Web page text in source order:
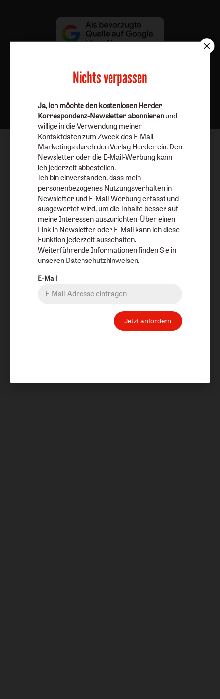
Nach oben
Nichts verpassen
Ja, ich möchte den kostenlosen Herder
Korrespondenz-Newsletter abonnieren und
willige in die Verwendung meiner
Kontaktdaten zum Zweck des E-Mail-
Marketings durch den Verlag Herder ein. Den
Newsletter oder die E-Mail-Werbung kann
ich jederzeit abbestellen.
Ich bin einverstanden, dass mein
personenbezogenes Nutzungsverhalten in
Newsletter und E-Mail-Werbung erfasst und
ausgewertet wird, um die Inhalte besser auf
meine Interessen auszurichten. Über einen
Link in Newsletter oder E-Mail kann ich diese
Funktion jederzeit ausschalten.
Weiterführende Informationen finden Sie in
unseren Datenschutzhinweisen.
E-Mail
Jetzt anfordern